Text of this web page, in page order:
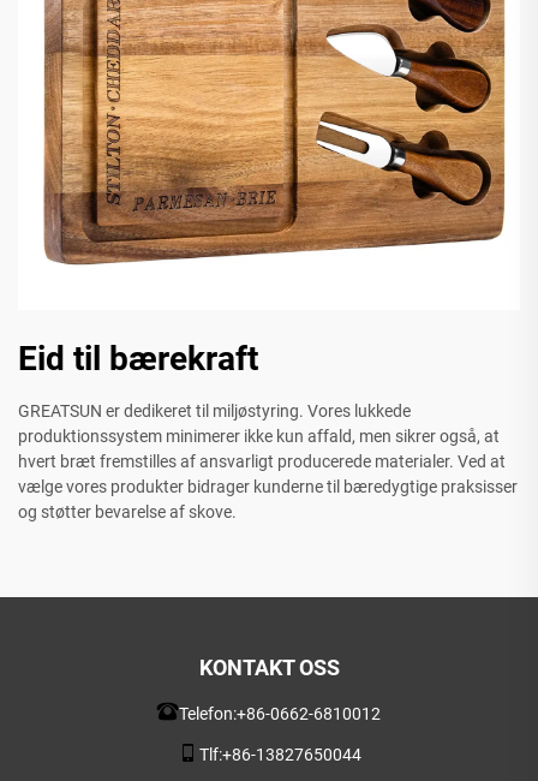
Eid til bærekraft
GREATSUN er dedikeret til miljøstyring. Vores lukkede
produktionssystem minimerer ikke kun affald, men sikrer også, at
hvert bræt fremstilles af ansvarligt producerede materialer. Ved at
vælge vores produkter bidrager kunderne til bæredygtige praksisser
og støtter bevarelse af skove.
KONTAKT OSS
Telefon:+86-0662-6810012
Tlf:+86-13827650044